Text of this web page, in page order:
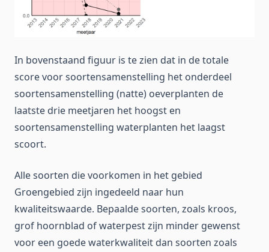
In bovenstaand figuur is te zien dat in de totale
score voor soortensamenstelling het onderdeel
soortensamenstelling (natte) oeverplanten de
laatste drie meetjaren het hoogst en
soortensamenstelling waterplanten het laagst
scoort.
Alle soorten die voorkomen in het gebied
Groengebied zijn ingedeeld naar hun
kwaliteitswaarde. Bepaalde soorten, zoals kroos,
grof hoornblad of waterpest zijn minder gewenst
voor een goede waterkwaliteit dan soorten zoals